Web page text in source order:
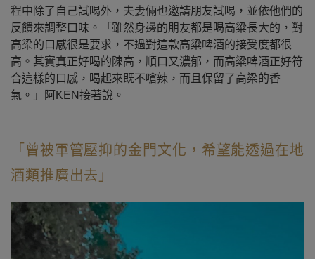
程中除了自己試喝外，夫妻倆也邀請朋友試喝，並依他們的
反饋來調整口味。「雖然身邊的朋友都是喝高粱長大的，對
高梁的口感很是要求，不過對這款高粱啤酒的接受度都很
高。其實真正好喝的陳高，順口又濃郁，而高粱啤酒正好符
合這樣的口感，喝起來既不嗆辣，而且保留了高梁的香
氣。」
阿KEN接著說。
「曾被軍管壓抑的金門文化，希望能透過在地
酒類推廣出去」